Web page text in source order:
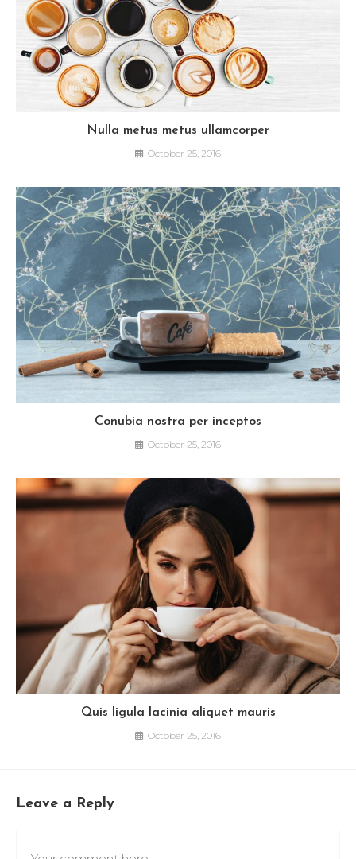
Nulla metus metus ullamcorper
October 25, 2016
Conubia nostra per inceptos
October 25, 2016
Quis ligula lacinia aliquet mauris
October 25, 2016
Leave a Reply